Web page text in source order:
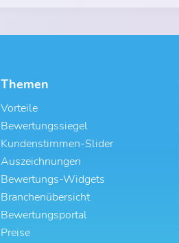
Themen
Vorteile
Bewertungssiegel
Kundenstimmen-Slider
Auszeichnungen
Bewertungs-Widgets
Branchenübersicht
Bewertungsportal
Preise